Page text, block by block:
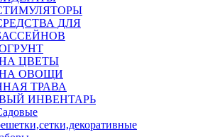
ДЛЯ
ЦВЕТЫ
ОВОЩИ
ТРАВА
ИНВЕНТАРЬ